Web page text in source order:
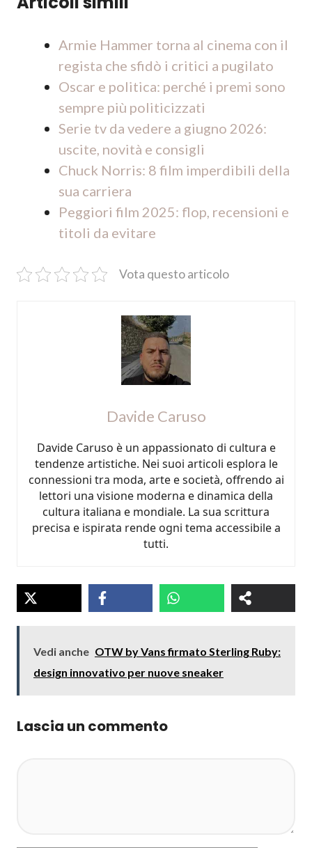
Armie Hammer torna al cinema con il
regista che sfidò i critici a pugilato
Oscar e politica: perché i premi sono
sempre più politicizzati
Serie tv da vedere a giugno 2026:
uscite, novità e consigli
Chuck Norris: 8 film imperdibili della
sua carriera
Peggiori film 2025: flop, recensioni e
titoli da evitare
Vota questo articolo
Davide Caruso
Davide Caruso è un appassionato di cultura e
tendenze artistiche. Nei suoi articoli esplora le
connessioni tra moda, arte e società, offrendo ai
lettori una visione moderna e dinamica della
cultura italiana e mondiale. La sua scrittura
precisa e ispirata rende ogni tema accessibile a
tutti.
Vedi anche OTW by Vans firmato Sterling Ruby:
design innovativo per nuove sneaker
Lascia un commento